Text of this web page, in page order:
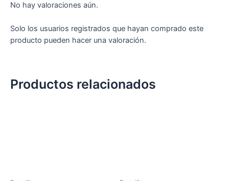
No hay valoraciones aún.
Solo los usuarios registrados que hayan comprado este
producto pueden hacer una valoración.
Productos relacionados